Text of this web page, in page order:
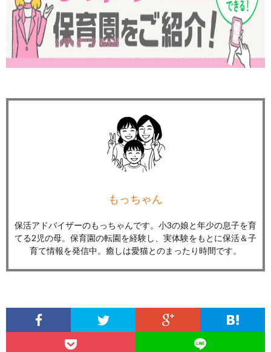
もっちゃん
保活アドバイザーのもっちゃんです。小3の娘と年少の息子を育
てる2児の母。保育園の転園を経験し、実体験をもとに保活＆子
育て情報を発信中。癒しは愛猫とのまったり時間です。